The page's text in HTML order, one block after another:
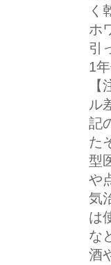
く
ホ
引
1
ル
記
た
型
や
気
は
な
酒